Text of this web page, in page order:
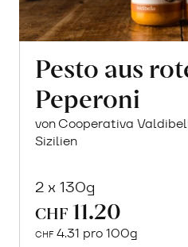
Pesto aus
Peperoni
von Cooperativa
Sizilien
2 x 130g
CHF 11.20
CHF 4.31 pro 100g